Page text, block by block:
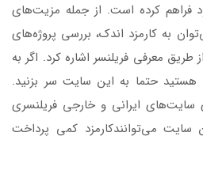
فراهم کرده است. از جمله مزیت‌های
به کارمزد اندک، بررسی پروژه‌های
معرفی فریلنسر اشاره کرد. اگر به
هستید حتما به این سایت سر بزنید.
سایت‌های ایرانی و خارجی فریلنسری
می‌توانندکارمزد کمی پرداخت